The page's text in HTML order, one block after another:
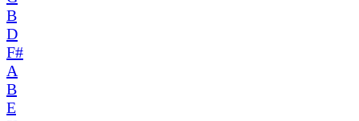
B
D
F#
A
B
E